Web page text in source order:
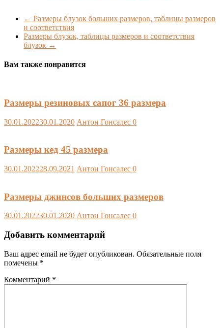
← Размеры блузок больших размеров, таблицы размеров
и соответствия
Размеры блузок, таблицы размеров и соответствия
блузок →
Вам также понравится
Размеры резиновых сапог 36 размера
30.01.202230.01.2020 Антон Гонсалес 0
Размеры кед 45 размера
30.01.202228.09.2021 Антон Гонсалес 0
Размеры джинсов больших размеров
30.01.202230.01.2020 Антон Гонсалес 0
Добавить комментарий
Ваш адрес email не будет опубликован. Обязательные поля
помечены *
Комментарий *